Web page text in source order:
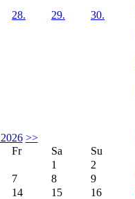
28. 29. 30.
>>
Fr Sa
Su
1
2
7 8
9
14 15
16